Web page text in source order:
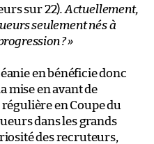
sur 22). Actuellement,
seulement nés à
?»
en bénéficie donc
mise en avant de
en Coupe du
dans les grands
des recruteurs,